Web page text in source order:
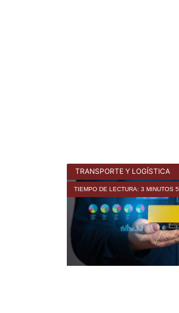
TRANSPORTE Y LOGÍSTICA
TIEMPO DE LECTURA: 3 MINUTOS